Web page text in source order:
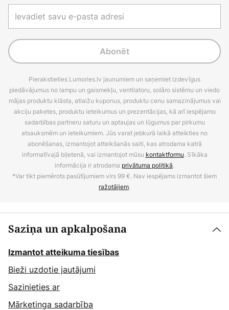
Abonēt
Pierakstieties Lumories.lv jaunumiem un saņemiet izdevīgus
piedāvājumus no lampu un gaismekļu, ventilatoru, solāro sistēmu un viedo
mājas produktu klāsta, atlaižu kuponus, produktu cenu samazinājumus vai
akciju paketes, produktu ieteikumus un prezentācijas, kā arī iespējamo
sadarbības partneru saturu un aptaujas un lūgumus par pirkumu
atsauksmēm un ieteikumiem. Jūs varat jebkurā laikā atteikties no
abonēšanas, izmantojot atteikšanās saiti, kas atrodama katrā
informatīvajā biļetenā, vai izmantojot mūsu kontaktformu. Sīkāka
informācija ir atrodama privātuma politikā.
*Var tikt piemērots pasūtījumiem virs 99 €. Nav iespējams izmantot šiem
ražotājiem.
Saziņa un apkalpošana
Izmantot atteikuma tiesības
Bieži uzdotie jautājumi
Sazinieties ar
Mārketinga sadarbība